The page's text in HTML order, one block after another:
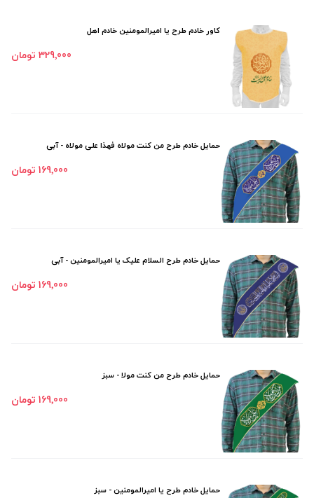
کاور خادم طرح یا امیرالمومنین خادم اهل
329٬000 تومان
حمایل خادم طرح من کنت مولاه فهذا علی مولاه - آبی
169٬000 تومان
حمایل خادم طرح السلام علیک یا امیرالمومنین - آبی
169٬000 تومان
حمایل خادم طرح من کنت مولا - سبز
169٬000 تومان
حمایل خادم طرح یا امیرالمومنین - سبز